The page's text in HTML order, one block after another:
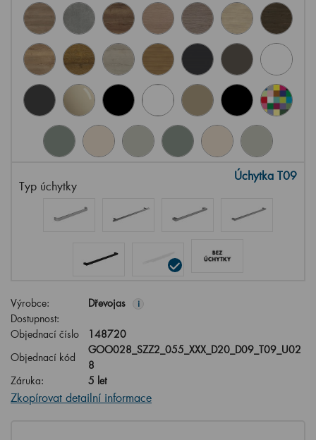
Typ úchytky
Úchytka T09
Výrobce: Dřevojas i
Dostupnost:
Objednací číslo
148720
Objednací kód
GOO028_SZZ2_055_XXX_D20_D09_T09_U02
8
Záruka:
5 let
Zkopírovat detailní informace